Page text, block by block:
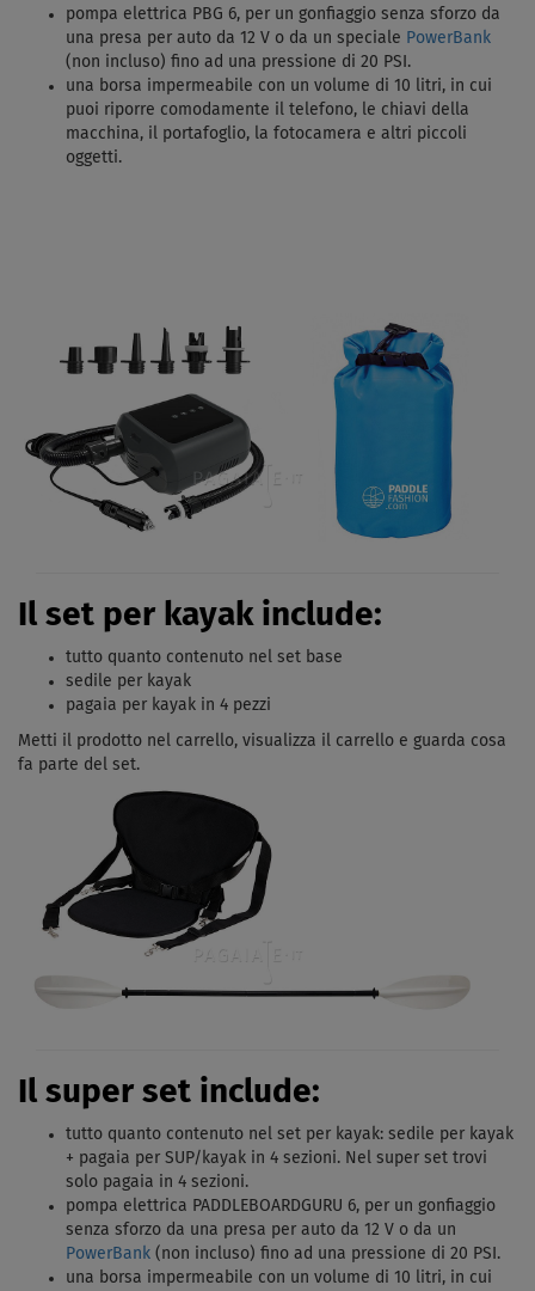
pompa elettrica PBG 6, per un gonfiaggio senza sforzo da
una presa per auto da 12 V o da un speciale PowerBank
(non incluso) fino ad una pressione di 20 PSI.
una borsa impermeabile con un volume di 10 litri, in cui
puoi riporre comodamente il telefono, le chiavi della
macchina, il portafoglio, la fotocamera e altri piccoli
oggetti.
Il set per kayak include:
tutto quanto contenuto nel set base
sedile per kayak
pagaia per kayak in 4 pezzi
Metti il ​​prodotto nel carrello, visualizza il carrello e guarda cosa
fa parte del set.
Il super set include:
tutto quanto contenuto nel set per kayak: sedile per kayak
+ pagaia per SUP/kayak in 4 sezioni. Nel super set trovi
solo pagaia in 4 sezioni.
pompa elettrica PADDLEBOARDGURU 6, per un gonfiaggio
senza sforzo da una presa per auto da 12 V o da un
PowerBank (non incluso) fino ad una pressione di 20 PSI.
una borsa impermeabile con un volume di 10 litri, in cui